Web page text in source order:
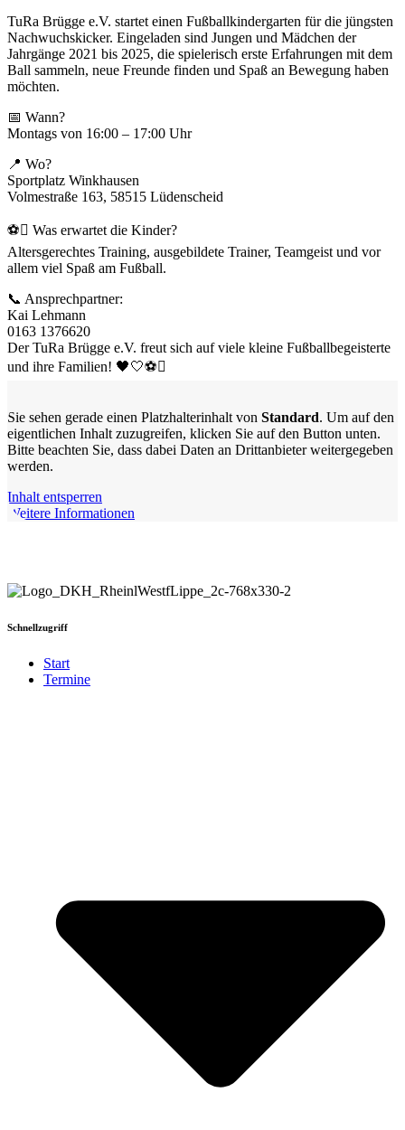
TuRa Brügge e.V. startet einen Fußballkindergarten für die jüngsten
Nachwuchskicker. Eingeladen sind Jungen und Mädchen der
Jahrgänge 2021 bis 2025, die spielerisch erste Erfahrungen mit dem
Ball sammeln, neue Freunde finden und Spaß an Bewegung haben
möchten.
📅 Wann?
Montags von 16:00 – 17:00 Uhr
📍 Wo?
Sportplatz Winkhausen
Volmestraße 163, 58515 Lüdenscheid
⚽ Was erwartet die Kinder?
Altersgerechtes Training, ausgebildete Trainer, Teamgeist und vor
allem viel Spaß am Fußball.
📞 Ansprechpartner:
Kai Lehmann
0163 1376620
Der TuRa Brügge e.V. freut sich auf viele kleine Fußballbegeisterte
und ihre Familien! 🖤🤍⚽
Sie sehen gerade einen Platzhalterinhalt von Standard. Um auf den
eigentlichen Inhalt zuzugreifen, klicken Sie auf den Button unten.
Bitte beachten Sie, dass dabei Daten an Drittanbieter weitergegeben
werden.
Inhalt entsperren
Weitere Informationen
Schnellzugriff
Start
Termine